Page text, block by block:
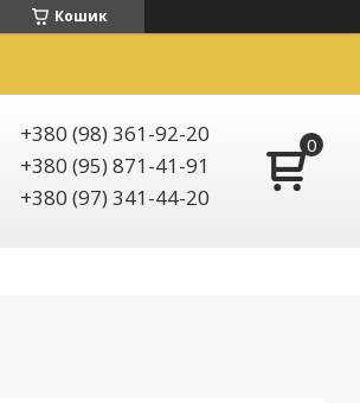
Кошик
+380 (98) 361-92-20
+380 (95) 871-41-91
+380 (97) 341-44-20